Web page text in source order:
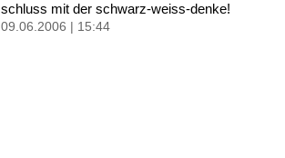
schluss mit der schwarz-weiss-denke!
09.06.2006 | 15:44